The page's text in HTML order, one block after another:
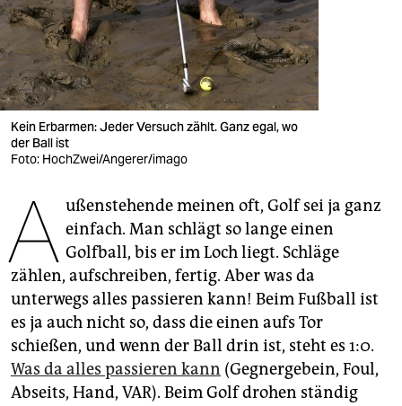
verlag
verlag
veranstaltungen
shop
fragen & hilfe
unterstützen
abo
genossenschaft
epaper login
Kein Erbarmen: Jeder Versuch zählt. Ganz egal, wo
der Ball ist
Foto: HochZwei/Angerer/imago
A ußenstehende meinen oft, Golf sei ja ganz
einfach. Man schlägt so lange einen
Golfball, bis er im Loch liegt. Schläge
zählen, aufschreiben, fertig. Aber was da
unterwegs alles passieren kann! Beim Fußball ist
es ja auch nicht so, dass die einen aufs Tor
schießen, und wenn der Ball drin ist, steht es 1:0.
Was da alles passieren kann (Gegnergebein, Foul,
Abseits, Hand, VAR). Beim Golf drohen ständig